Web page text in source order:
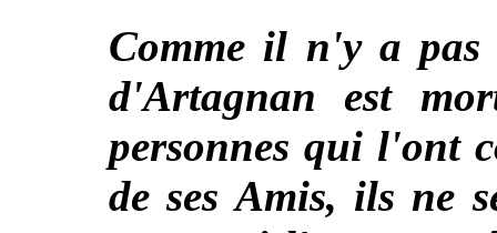
Comme il n'y a pas
d'Artagnan est
personnes qui l'ont
de ses Amis, ils ne